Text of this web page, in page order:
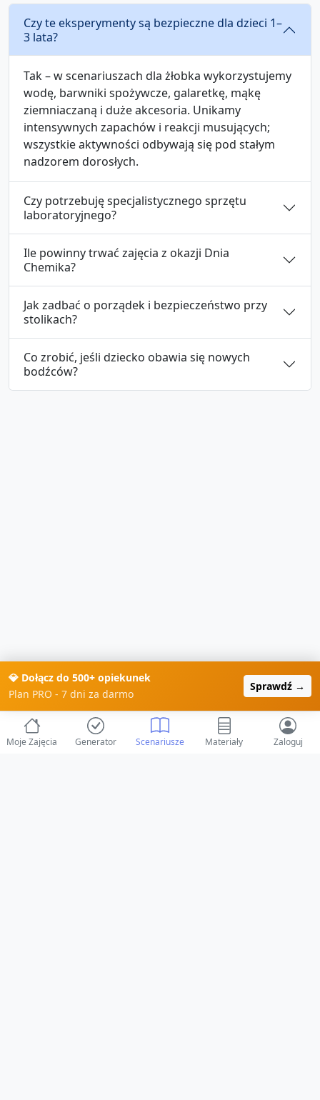
Czy te eksperymenty są bezpieczne dla dzieci 1–
3 lata?
Tak – w scenariuszach dla żłobka wykorzystujemy
wodę, barwniki spożywcze, galaretkę, mąkę
ziemniaczaną i duże akcesoria. Unikamy
intensywnych zapachów i reakcji musujących;
wszystkie aktywności odbywają się pod stałym
nadzorem dorosłych.
Czy potrzebuję specjalistycznego sprzętu
laboratoryjnego?
Ile powinny trwać zajęcia z okazji Dnia
Chemika?
Jak zadbać o porządek i bezpieczeństwo przy
stolikach?
Co zrobić, jeśli dziecko obawia się nowych
bodźców?
💎 Dołącz do 500+ opiekunek
Plan PRO - 7 dni za darmo
Sprawdź →
Moje Zajęcia Generator Scenariusze Materiały Zaloguj